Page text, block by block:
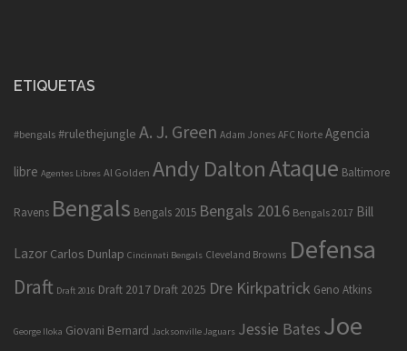
ETIQUETAS
#bengals #rulethejungle A. J. Green Adam Jones AFC Norte Agencia
libre Agentes Libres Al Golden Andy DaltonAtaque Baltimore
Ravens Bengals Bengals 2015 Bengals 2016 Bengals 2017 Bill
Lazor Carlos Dunlap Cincinnati Bengals Cleveland Browns Defensa
Draft Draft 2016 Draft 2017 Draft 2025 Dre Kirkpatrick Geno Atkins
George Iloka Giovani Bernard Jacksonville Jaguars Jessie Bates Joe